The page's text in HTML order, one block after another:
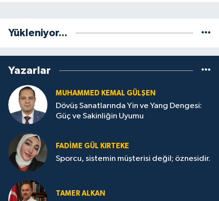
Yükleniyor...
Yazarlar
MUHAMMED KEMAL GÜLŞEN
Dövüş Sanatlarında Yin ve Yang Dengesi:
Güç ve Sakinliğin Uyumu
FADIME GÜL KIRTEKE
Sporcu, sistemin müşterisi değil; öznesidir.
TAMER ALKAN